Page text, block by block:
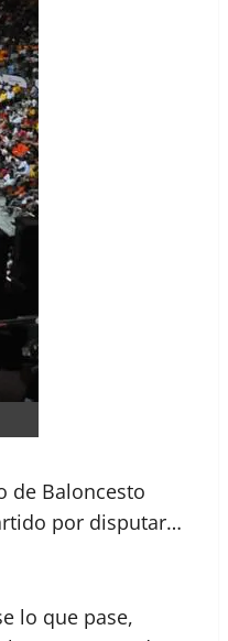
de Baloncesto
por disputar…
lo que pase,